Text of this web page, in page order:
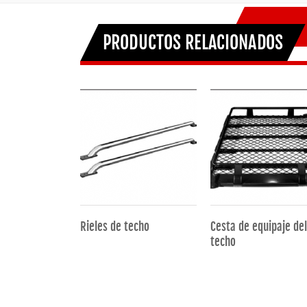
PRODUCTOS RELACIONADOS
Rieles de techo
Cesta de equipaje del
techo